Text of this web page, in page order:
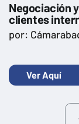
Negociación
clientes
por:
Ver Aquí